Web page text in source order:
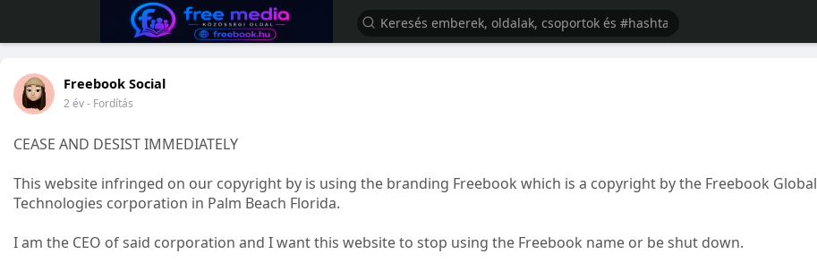
Freebook Social
2 év- Fordítás
CEASE AND DESIST IMMEDIATELY
This website infringed on our copyright by is using the branding Freebook which is a copyright by the Freebook Global
Technologies corporation in Palm Beach Florida.
I am the CEO of said corporation and I want this website to stop using the Freebook name or be shut down.